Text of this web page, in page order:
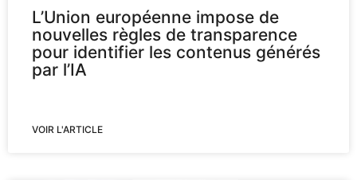
L’Union européenne impose de
nouvelles règles de transparence
pour identifier les contenus générés
par l’IA
VOIR L'ARTICLE